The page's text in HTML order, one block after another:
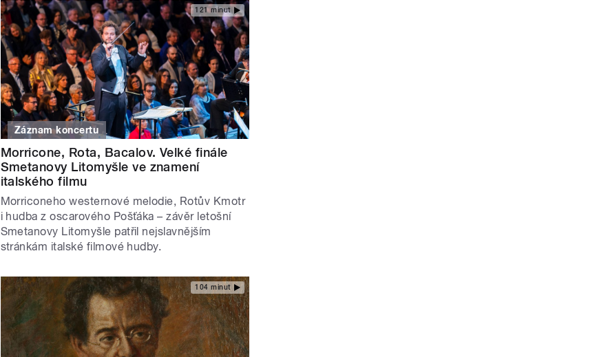
121 minut
Záznam koncertu
Morricone, Rota, Bacalov. Velké finále
Smetanovy Litomyšle ve znamení
italského filmu
Morriconeho westernové melodie, Rotův Kmotr
i hudba z oscarového Pošťáka – závěr letošní
Smetanovy Litomyšle patřil nejslavnějším
stránkám italské filmové hudby.
104 minut